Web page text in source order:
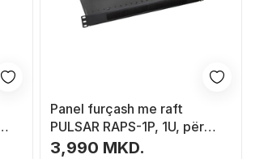
Panel furçash me raft
PULSAR RAPS-1P, 1U, për
kabinet RACK 19", i zi
3,990 MKD.